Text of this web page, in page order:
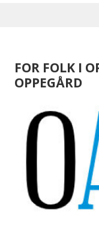
FOR FOLK I
OPPEGÅRD